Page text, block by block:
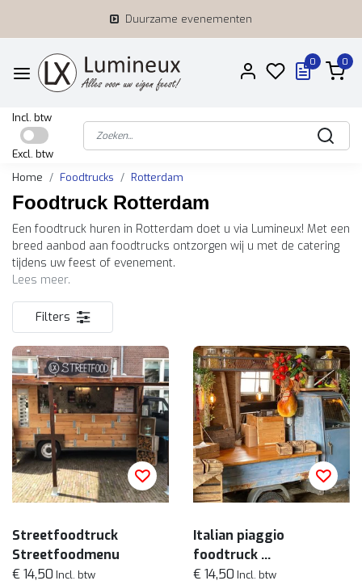
Duurzame evenementen
0 0
Incl. btw
Excl. btw
Home
Foodtrucks Rotterdam
Foodtruck Rotterdam
Een foodtruck huren in Rotterdam doet u via Lumineux! Met een
breed aanbod aan foodtrucks ontzorgen wij u met de catering
tijdens uw feest of evenement.
Lees meer.
Filters
Streetfoodtruck
Streetfoodmenu
€ 14,50 Incl. btw
Italian piaggio
foodtruck
Pasta menu
€ 14,50 Incl. btw